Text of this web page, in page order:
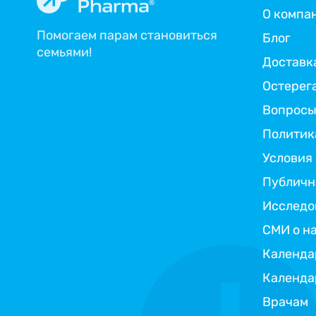
Помогаем парам становиться
семьями!
О
Блог
Условия
СМИ о
Врачам